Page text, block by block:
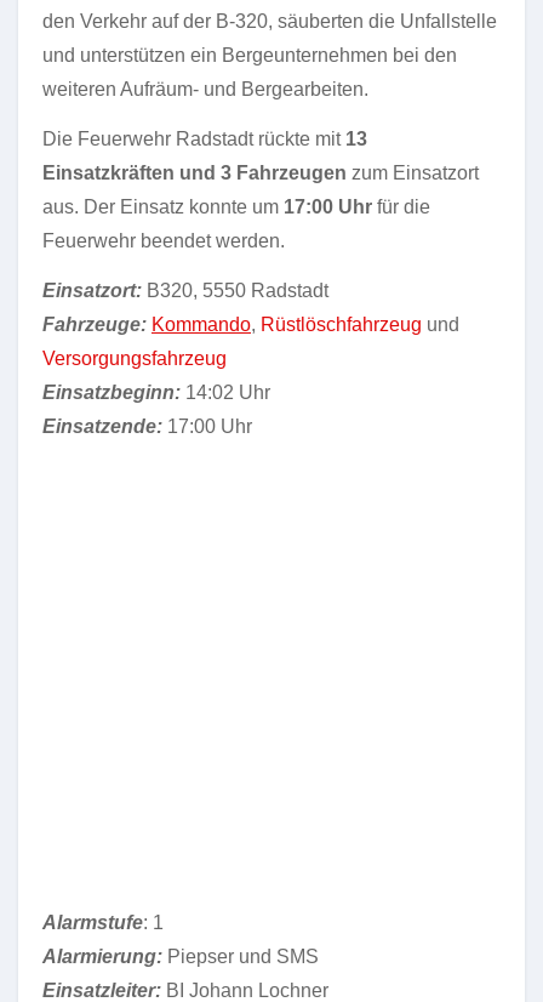
den Verkehr auf der B-320, säuberten die Unfallstelle
und unterstützen ein Bergeunternehmen bei den
weiteren Aufräum- und Bergearbeiten.
Die Feuerwehr Radstadt rückte mit 13
Einsatzkräften und 3 Fahrzeugen zum Einsatzort
aus. Der Einsatz konnte um 17:00 Uhr für die
Feuerwehr beendet werden.
Einsatzort: B320, 5550 Radstadt
Fahrzeuge: Kommando, Rüstlöschfahrzeug und
Versorgungsfahrzeug
Einsatzbeginn: 14:02 Uhr
Einsatzende: 17:00 Uhr
Alarmstufe: 1
Alarmierung: Piepser und SMS
Einsatzleiter: BI Johann Lochner